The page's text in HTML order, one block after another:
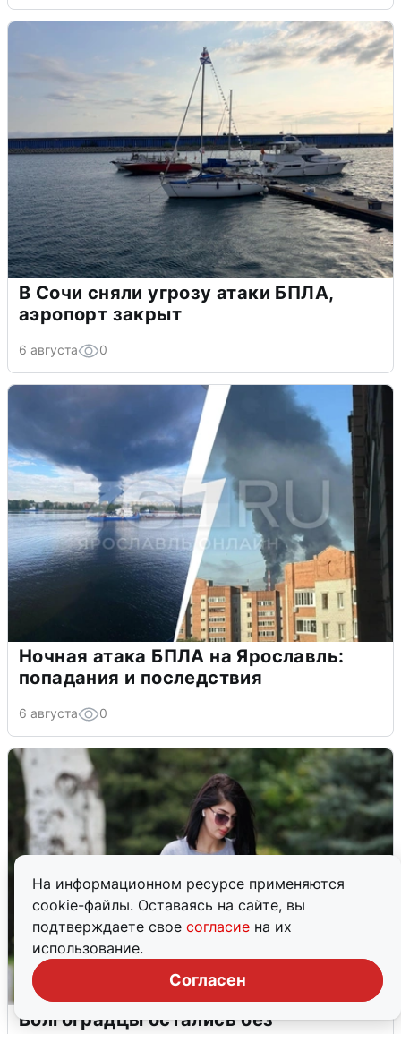
На информационном ресурсе применяются
cookie-файлы. Оставаясь на сайте, вы
подтверждаете свое согласие на их
использование.
Согласен
В Сочи сняли угрозу атаки БПЛА,
аэропорт закрыт
6 августа 0
Ночная атака БПЛА на Ярославль:
попадания и последствия
6 августа 0
Волгоградцы остались без